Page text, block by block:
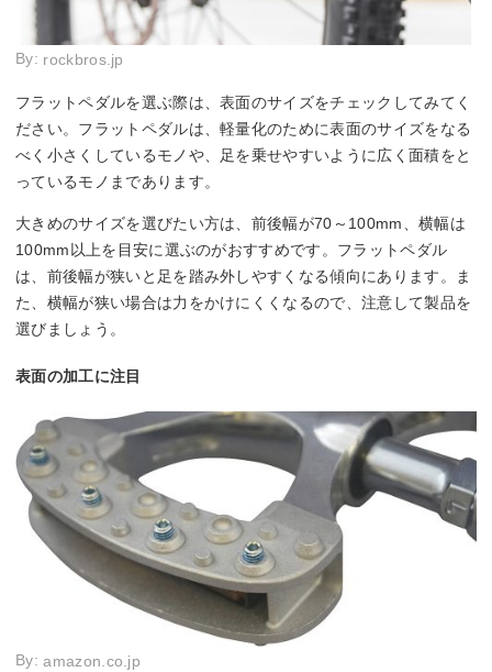
By: rockbros.jp
フラットペダルを選ぶ際は、表面のサイズをチェックしてみてく
ださい。フラットペダルは、軽量化のために表面のサイズをなる
べく小さくしているモノや、足を乗せやすいように広く面積をと
っているモノまであります。
大きめのサイズを選びたい方は、前後幅が70～100mm、横幅は
100mm以上を目安に選ぶのがおすすめです。フラットペダル
は、前後幅が狭いと足を踏み外しやすくなる傾向にあります。ま
た、横幅が狭い場合は力をかけにくくなるので、注意して製品を
選びましょう。
表面の加工に注目
By:amazon.co.jp